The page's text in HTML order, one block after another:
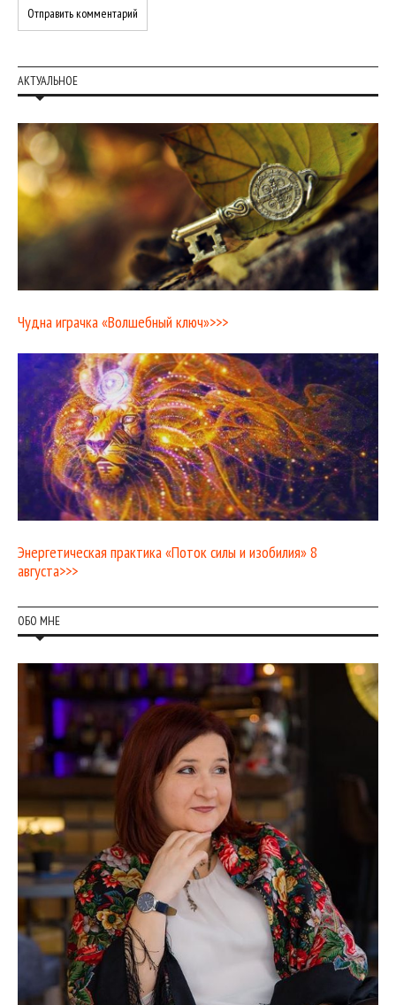
АКТУАЛЬНОЕ
Чудна играчка «Волшебный ключ»>>>
Энергетическая практика «Поток силы и изобилия» 8
августа>>>
ОБО МНЕ